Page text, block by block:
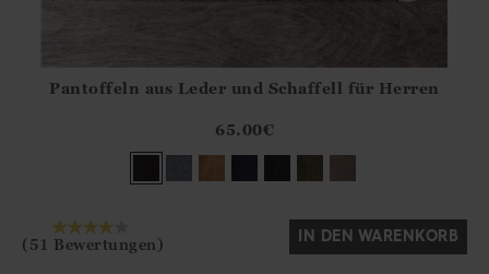
?? ""
Ja Nein
Pantoffeln aus Leder und Schaffell für Herren
65.00€
(51 Bewertungen) IN DEN WARENKORB